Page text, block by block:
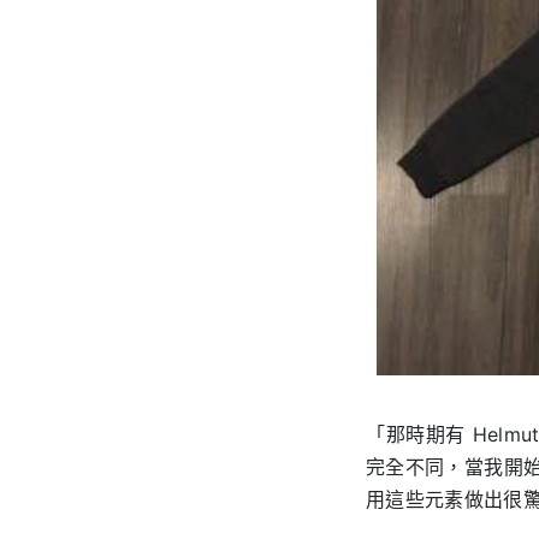
「那時期有
完全不同，當我開
用這些元素做出很